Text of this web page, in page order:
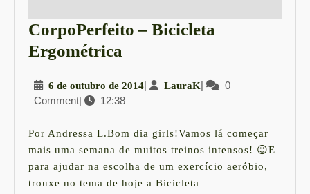
CorpoPerfeito – Bicicleta
Ergométrica
Bicicleta
6 de outubro de 20146
de
2014
| LauraKLauraK
|
0
Comment| 12:38
Por Andressa L.Bom dia girls!Vamos lá começar
mais uma semana de muitos treinos intensos! 😉E
para ajudar na escolha de um exercício aeróbio,
trouxe no tema de hoje a Bicicleta